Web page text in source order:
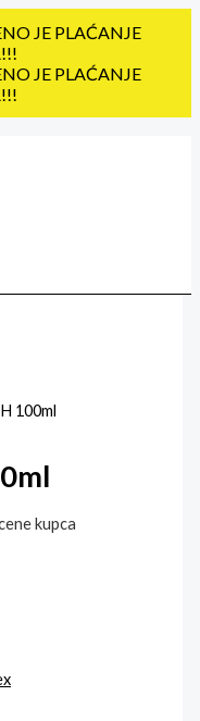
JE PLAĆANJE
JE PLAĆANJE
100ml
kupca